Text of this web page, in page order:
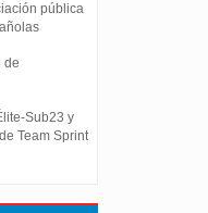
pública
de
Sub23 y
Team Sprint